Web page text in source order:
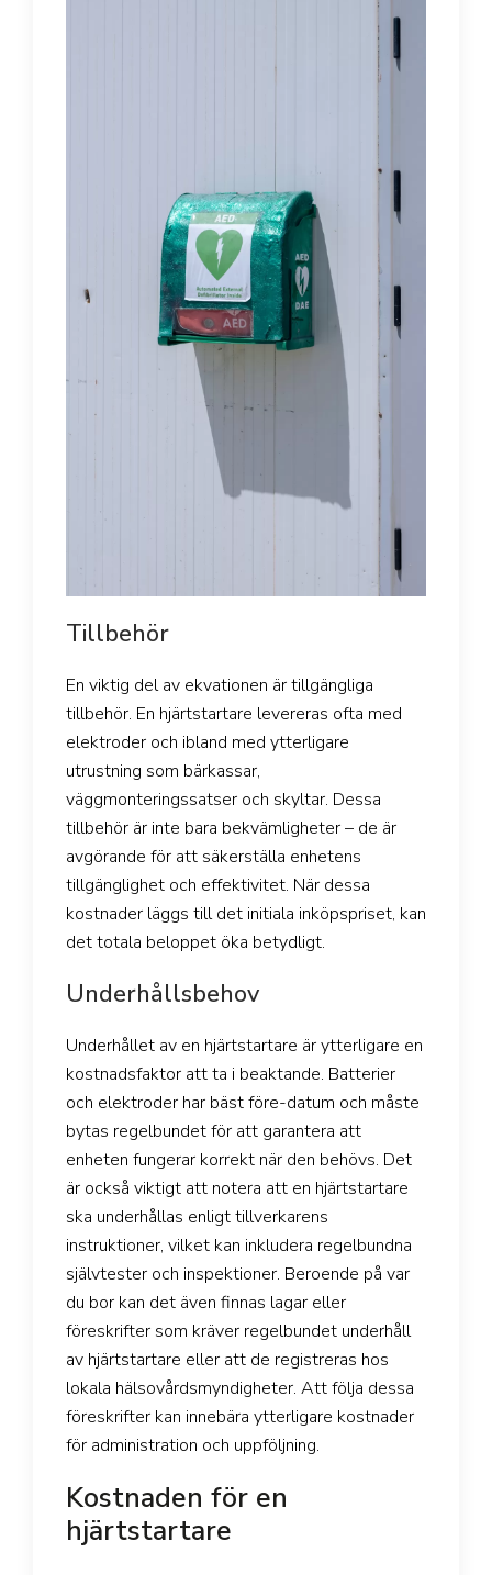
Tillbehör
En viktig del av ekvationen är tillgängliga
tillbehör. En hjärtstartare levereras ofta med
elektroder och ibland med ytterligare
utrustning som bärkassar,
väggmonteringssatser och skyltar. Dessa
tillbehör är inte bara bekvämligheter – de är
avgörande för att säkerställa enhetens
tillgänglighet och effektivitet. När dessa
kostnader läggs till det initiala inköpspriset, kan
det totala beloppet öka betydligt.
Underhållsbehov
Underhållet av en hjärtstartare är ytterligare en
kostnadsfaktor att ta i beaktande. Batterier
och elektroder har bäst före-datum och måste
bytas regelbundet för att garantera att
enheten fungerar korrekt när den behövs. Det
är också viktigt att notera att en hjärtstartare
ska underhållas enligt tillverkarens
instruktioner, vilket kan inkludera regelbundna
självtester och inspektioner. Beroende på var
du bor kan det även finnas lagar eller
föreskrifter som kräver regelbundet underhåll
av hjärtstartare eller att de registreras hos
lokala hälsovårdsmyndigheter. Att följa dessa
föreskrifter kan innebära ytterligare kostnader
för administration och uppföljning.
Kostnaden för en
hjärtstartare